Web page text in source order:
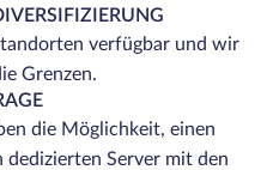
verfügbar und wir
Grenzen.
die Möglichkeit, einen
dedizierten Server mit den